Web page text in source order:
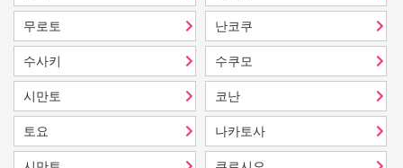
무로토 난코쿠
수사키 수쿠모
시만토 코난
토요 나카토사